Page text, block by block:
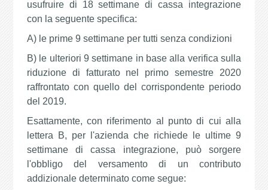
usufruire di 18 settimane di cassa integrazione
con la seguente specifica:
A) le prime 9 settimane per tutti senza condizioni
B) le ulteriori 9 settimane in base alla verifica sulla
riduzione di fatturato nel primo semestre 2020
raffrontato con quello del corrispondente periodo
del 2019.
Esattamente, con riferimento al punto di cui alla
lettera B, per l'azienda che richiede le ultime 9
settimane di cassa integrazione, può sorgere
l'obbligo del versamento di un contributo
addizionale determinato come segue: